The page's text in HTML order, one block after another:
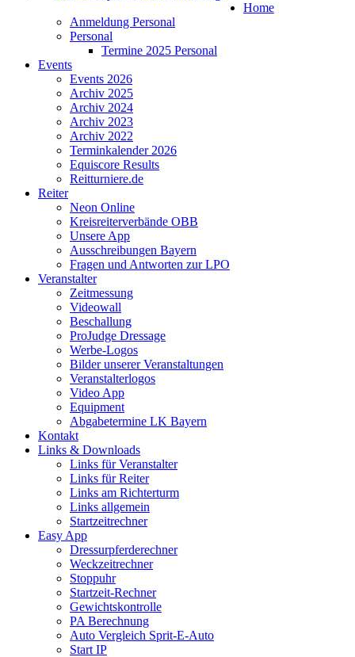
Home
Anmeldung Personal
Personal
Termine 2025 Personal
Events
Events 2026
Archiv 2025
Archiv 2024
Archiv 2023
Archiv 2022
Terminkalender 2026
Equiscore Results
Reitturniere.de
Reiter
Neon Online
Kreisreiterverbände OBB
Unsere App
Ausschreibungen Bayern
Fragen und Antworten zur LPO
Veranstalter
Zeitmessung
Videowall
Beschallung
ProJudge Dressage
Werbe-Logos
Bilder unserer Veranstaltungen
Veranstalterlogos
Video App
Equipment
Abgabetermine LK Bayern
Kontakt
Links & Downloads
Links für Veranstalter
Links für Reiter
Links am Richterturm
Links allgemein
Startzeitrechner
Easy App
Dressurpferderechner
Weckzeitrechner
Stoppuhr
Startzeit-Rechner
Gewichtskontrolle
PA Berechnung
Auto Vergleich Sprit-E-Auto
Start IP